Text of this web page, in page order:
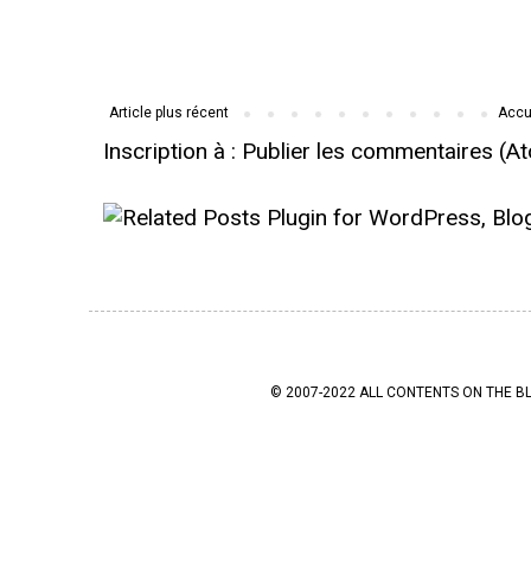
Article plus récent
Inscription à : Publier les commentaires
© 2007-2022 ALL CONTENTS ON THE